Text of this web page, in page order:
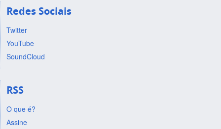
Redes Sociais
Twitter
YouTube
SoundCloud
RSS
O que é?
Assine